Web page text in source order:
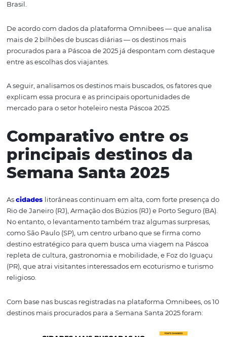
aproveitam para viajar e descansar.
Este ano, esse cenário ganha ainda mais força, já que os
2025 oferecem diversas oportunidades para emendar
planejar escapadas de última hora ou grandes roteiros
De acordo com dados da plataforma Omnibees — que
procurados para a Páscoa de 2025 já despontam com
entre as escolhas dos viajantes.
A seguir, analisamos os destinos mais buscados, os
mercado para o setor hoteleiro nesta Páscoa 2025.
Comparativo entre os
principais destinos da
Semana Santa 2025
Ascidadeslitorâneas continuam em alta, com forte
Rio de Janeiro (RJ), Armação dos Búzios (RJ) e Porto
No entanto, o levantamento também traz algumas